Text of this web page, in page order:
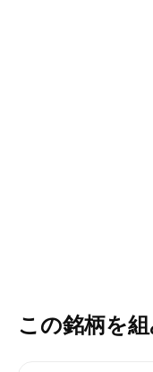
この銘柄を